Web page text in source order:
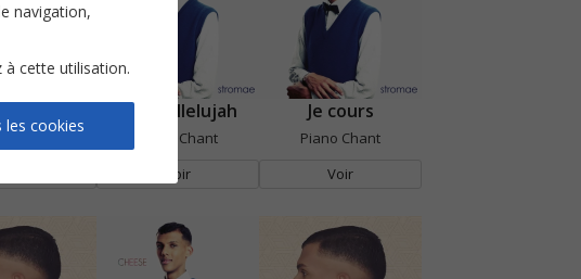
Chant
House'llelujah
Piano Chant
Voir
Je cours
Piano Chant
Voir
navigation,
à cette utilisation.
cookies